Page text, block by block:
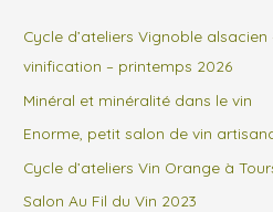
r
c
Cycle d’ateliers Vignoble
vinification – printemps 2026
Minéral et minéralité dans le vin
Enorme, petit salon de vin
Cycle d’ateliers Vin Orange à
Salon Au Fil du Vin 2023